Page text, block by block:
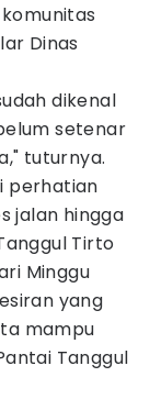
Dinas
dikenal
setenar
tuturnya.
perhatian
jalan hingga
Tirto
Minggu
yang
mampu
Tanggul